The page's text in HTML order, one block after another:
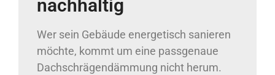
nachhaltig
Wer sein Gebäude energetisch sanieren
möchte, kommt um eine passgenaue
Dachschrägendämmung nicht herum.